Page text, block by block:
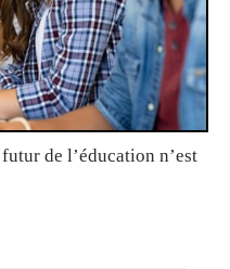
de l’éducation n’est